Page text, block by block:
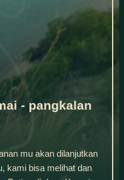
- pangkalan
mu akan dilanjutkan
kami bisa melihat dan